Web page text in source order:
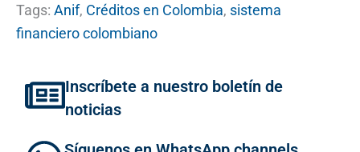
Tags: Anif, Créditos en Colombia, sistema
financiero colombiano
Inscríbete a nuestro boletín de
noticias